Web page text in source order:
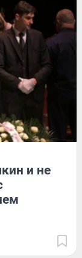
и не